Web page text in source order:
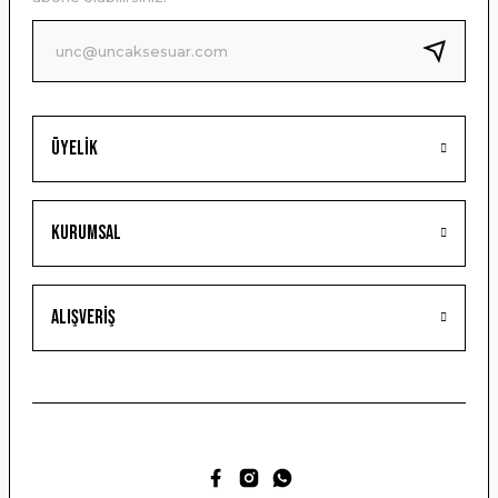
Ürün fiyatı diğer sitelerden daha pahalı.
Bu ürüne benzer farklı alternatifler olmalı.
Gönder
Üyelik
Kurumsal
Alışveriş